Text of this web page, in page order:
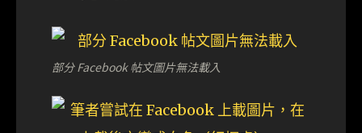
部分 Facebook 帖文圖片無法載入